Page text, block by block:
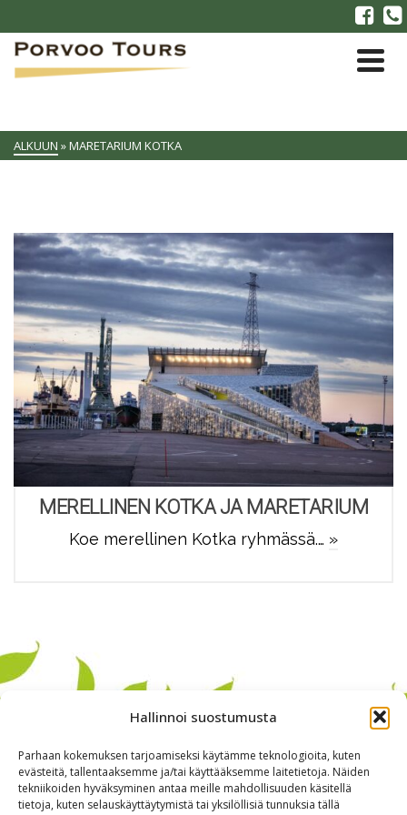
Hallinnoi suostumusta
Parhaan kokemuksen tarjoamiseksi käytämme teknologioita, kuten
evästeitä, tallentaaksemme ja/tai käyttääksemme laitetietoja. Näiden
tekniikoiden hyväksyminen antaa meille mahdollisuuden käsitellä
tietoja, kuten selauskäyttäytymistä tai yksilöllisiä tunnuksia tällä
ALKUUN »MARETARIUM KOTKA
MERELLINEN KOTKA JA MARETARIUM
Koe merellinen Kotka ryhmässä.… »